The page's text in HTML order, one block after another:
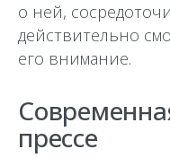
о ней,
действительно
его внимание.
прессе